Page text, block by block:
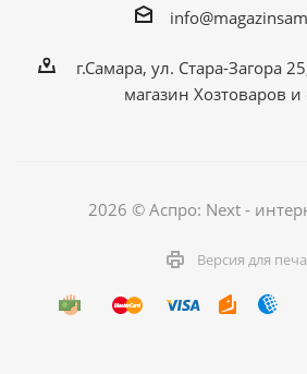
г.Самара, ул. Стара-Загора
магазин Хозтоваров и
2026 © Аспро: Next -
Версия для